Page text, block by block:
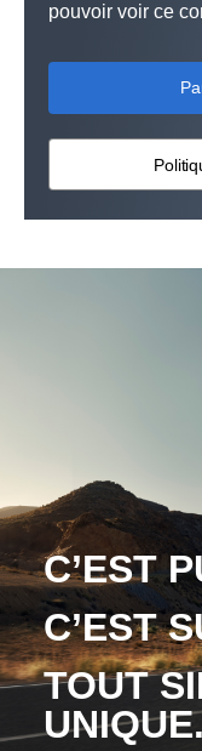
pouvoir voir ce
C’EST
C’EST
TOUT SIMPLEMENT